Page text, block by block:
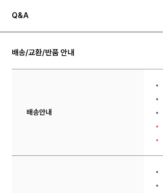
Q&A
배송/교환/반품 안내
배송안내